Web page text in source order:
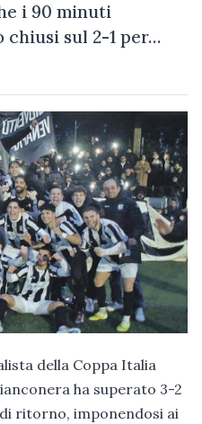
i 90 minuti
chiusi sul 2-1 per…
della Coppa Italia
ha superato 3-2
ritorno, imponendosi ai